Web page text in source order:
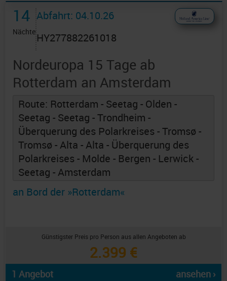
14
Nächte
Abfahrt: 04.10.26
HY277882261018
Nordeuropa 15 Tage ab
Rotterdam an Amsterdam
Route: Rotterdam - Seetag - Olden -
Seetag - Seetag - Trondheim -
Überquerung des Polarkreises - Tromsø -
Tromsø - Alta - Alta - Überquerung des
Polarkreises - Molde - Bergen - Lerwick -
Seetag - Amsterdam
an Bord der »Rotterdam«
Günstigster Preis pro Person aus allen Angeboten ab
2.399 €
1 Angebot ansehen ›